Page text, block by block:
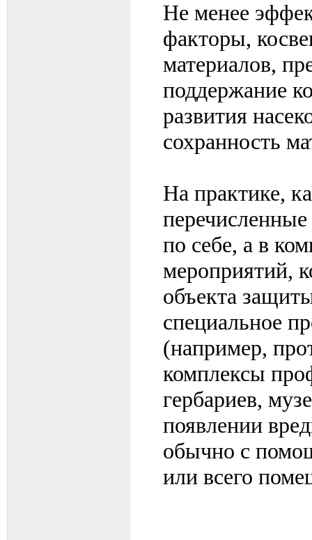
Не менее
факторы,
материалов,
поддержание
развития
сохранность
На практике,
по себе, а в
мероприятий,
объекта
специальное
(например,
комплексы
гербариев,
появлении
обычно с
или всего